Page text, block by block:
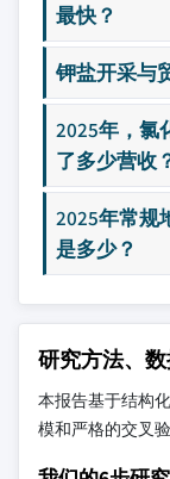
最快？
钾盐开采与
2025年，氯
了多少营收
2025年常规
是多少？
研究方法、
本报告基于结构
模和严格的交叉